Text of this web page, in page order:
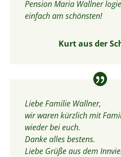
Pension Maria Wallner
einfach am schönsten!
Kurt aus der
Liebe Familie Wallner,
wir waren kürzlich mit
wieder bei euch.
Danke alles bestens.
Liebe Grüße aus dem